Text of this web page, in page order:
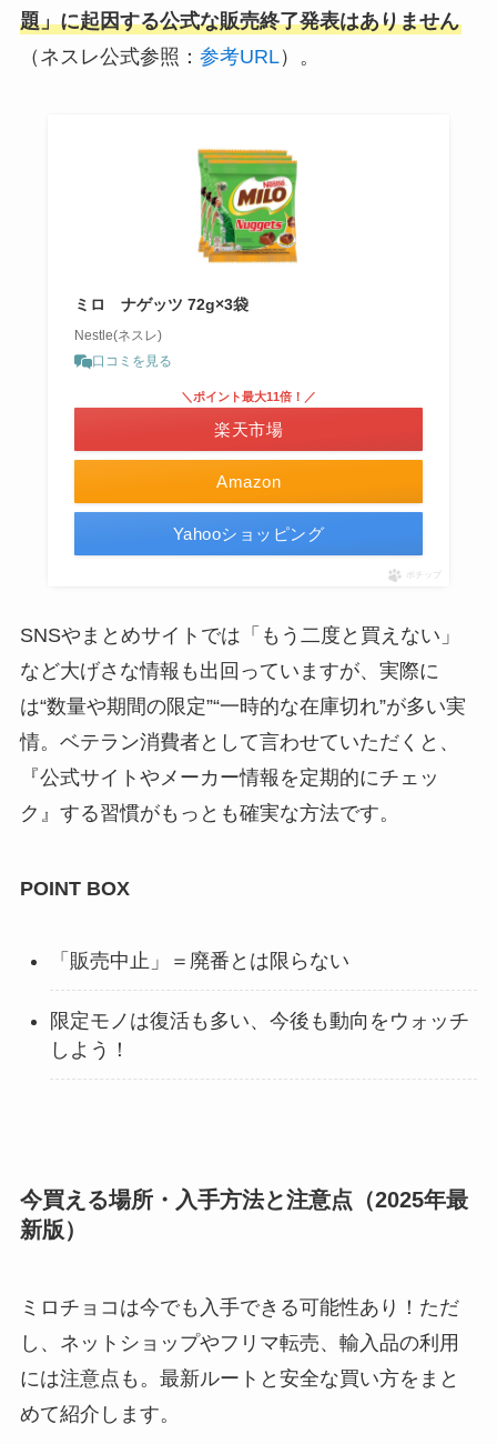
題」に起因する公式な販売終了発表はありません
（ネスレ公式参照： 参考URL）。
ミロ ナゲッツ 72g×3袋
Nestle(ネスレ)
口コミを見る
Amazon
＼ポイント最大11倍！／
楽天市場
Yahooショッピング
ポチップ
SNSやまとめサイトでは「もう二度と買えない」
など大げさな情報も出回っていますが、実際に
は“数量や期間の限定”“一時的な在庫切れ”が多い実
情。ベテラン消費者として言わせていただくと、
『公式サイトやメーカー情報を定期的にチェッ
ク』する習慣がもっとも確実な方法です。
POINT BOX
「販売中止」＝廃番とは限らない
限定モノは復活も多い、今後も動向をウォッチ
しよう！
今買える場所・入手方法と注意点（2025年最
新版）
ミロチョコは今でも入手できる可能性あり！ただ
し、ネットショップやフリマ転売、輸入品の利用
には注意点も。最新ルートと安全な買い方をまと
めて紹介します。